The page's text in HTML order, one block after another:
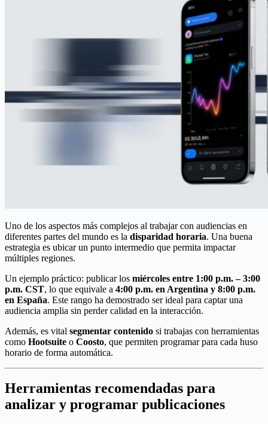
Uno de los aspectos más complejos al trabajar con audiencias en
diferentes partes del mundo es la disparidad horaria. Una buena
estrategia es ubicar un punto intermedio que permita impactar
múltiples regiones.
Un ejemplo práctico: publicar los miércoles entre 1:00 p.m. – 3:00
p.m. CST, lo que equivale a 4:00 p.m. en Argentina y 8:00 p.m.
en España. Este rango ha demostrado ser ideal para captar una
audiencia amplia sin perder calidad en la interacción.
Además, es vital segmentar contenido si trabajas con herramientas
como Hootsuite o Coosto, que permiten programar para cada huso
horario de forma automática.
Herramientas recomendadas para
analizar y programar publicaciones